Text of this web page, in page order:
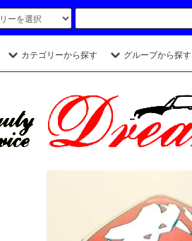
カテゴリーから探す グループから探す